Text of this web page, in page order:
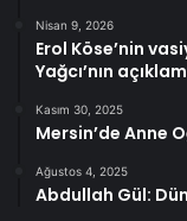
Nisan 9, 2026
Erol Köse’nin
Yağcı’nın
Kasım 30, 2025
Mersin’de Anne
Ağustos 4, 2025
Abdullah Gül: